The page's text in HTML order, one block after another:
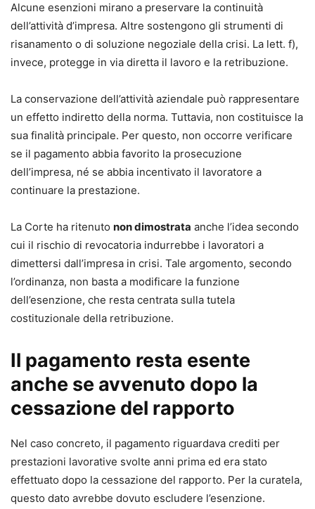
Alcune esenzioni mirano a preservare la continuità
dell’attività d’impresa. Altre sostengono gli strumenti di
risanamento o di soluzione negoziale della crisi. La lett. f),
invece, protegge in via diretta il lavoro e la retribuzione.
La conservazione dell’attività aziendale può rappresentare
un effetto indiretto della norma. Tuttavia, non costituisce la
sua finalità principale. Per questo, non occorre verificare
se il pagamento abbia favorito la prosecuzione
dell’impresa, né se abbia incentivato il lavoratore a
continuare la prestazione.
La Corte ha ritenuto non dimostrata anche l’idea secondo
cui il rischio di revocatoria indurrebbe i lavoratori a
dimettersi dall’impresa in crisi. Tale argomento, secondo
l’ordinanza, non basta a modificare la funzione
dell’esenzione, che resta centrata sulla tutela
costituzionale della retribuzione.
Il pagamento resta esente
anche se avvenuto dopo la
cessazione del rapporto
Nel caso concreto, il pagamento riguardava crediti per
prestazioni lavorative svolte anni prima ed era stato
effettuato dopo la cessazione del rapporto. Per la curatela,
questo dato avrebbe dovuto escludere l’esenzione.